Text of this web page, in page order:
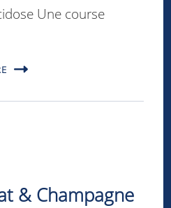
Une course
& Champagne